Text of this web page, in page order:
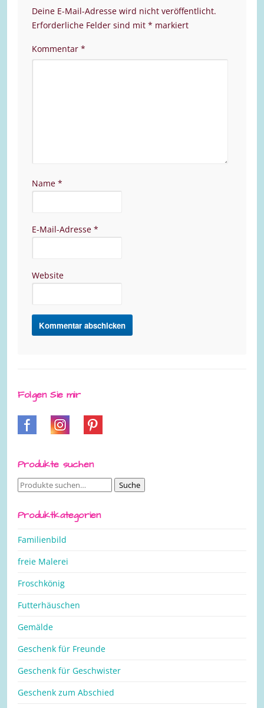
Deine E-Mail-Adresse wird nicht veröffentlicht.
Erforderliche Felder sind mit * markiert
Kommentar *
Name *
E-Mail-Adresse *
Website
Folgen Sie mir
Produkte suchen
Suche
Suche
Produktkategorien
Familienbild
freie Malerei
Froschkönig
Futterhäuschen
Gemälde
Geschenk für Freunde
Geschenk für Geschwister
Geschenk zum Abschied